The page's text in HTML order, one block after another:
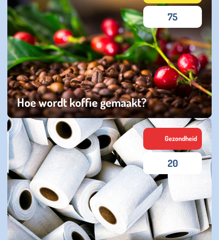
Hoe wordt koffie gemaakt?
vrijdag 10 juli 2026
75
Gezondheid
20